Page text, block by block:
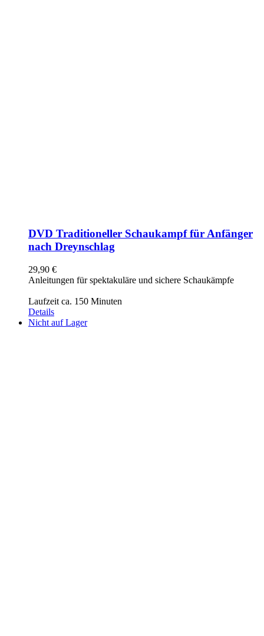
DVD Traditioneller Schaukampf für Anfänger
nach Dreynschlag
29,90 €
Anleitungen für spektakuläre und sichere Schaukämpfe
Laufzeit ca. 150 Minuten
Details
Nicht auf Lager